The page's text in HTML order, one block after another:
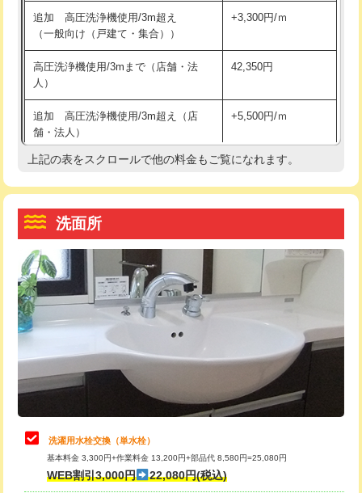
マス交換（深さ50㎝以上） 66,000円
コンクリート斫り（厚さ10㎝まで）
コンクリート斫り（厚さ10㎝超え）
モルタル補修（厚さ10㎝まで） 27,500円
モルタル補修（厚さ10㎝超え） 38,500円
洗面台設置 38,500円
追加人工
廃棄・処分 現場見積
※給水管工事は20mmまでの価格です。
持込商品取付（混合水栓） 16,500円
給水管工事※（ホール加工)
給水管工事※（バンド止め) 3,300円
給水管工事※（支持金具設置) 5,500円
給水管工事※（保温材使用（バンド止
め込み）)
5,500円
給水管工事※（土の掘削・埋め戻し作
業)
11,000円
給水管工事※（塩ビ管（VP・HI）使
用/3ｍまで)
33,000円
給水管工事※（塩ビ管（VP・HI）使
用（追加）/3ｍ超え)
給水管工事※（ライニング鋼管・銅
管・ポリ管・HT管使用/3ｍまで)
44,000円
給水管工事※（ライニング鋼管・銅
管・ポリ管・HT管使用/3ｍ超え)
排水管工事（土の掘削・埋め戻し作
追加 高圧洗浄機使用/3m超え
（一般向け（戸建て・集合））
+3,300円/ｍ
高圧洗浄機使用/3mまで（店舗・法
人）
42,350円
追加 高圧洗浄機使用/3m超え（店
舗・法人）
+5,500円/ｍ
高度高圧洗浄換 現地調査
トーラー機使用/3mまで
追加トーラー機使用/3m超え +3,300円
カメラ調査 33,000円
桝清掃
止水・漏水調査・防水処理・清掃・修
理・調整・分解・加工など（軽作業）
11,000円
止水・漏水調査・防水処理・清掃・修
理・調整・分解・加工など（中作業）
22,000円
止水・漏水調査・防水処理・清掃・修
理・調整・分解・加工など（重作業）
33,000円
上記の表をスクロールで他の料金もご覧になれます。
洗面所
洗濯用水栓交換（単水栓）
基本料金 3,300円+作業料金 13,200円+部品代 8,580円=25,080円
WEB割引3,000円 22,080円(税込)